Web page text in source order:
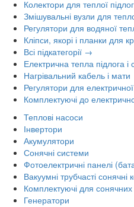
Колектори для теплої
Змішувальні вузли для
Регулятори для водяної
Кліпси, якорі і планки для
Всі підкатегорії →
Електрична тепла підлога
Нагрівальний кабель і мати
Регулятори для
Комплектуючі до
Теплові насоси
Інвертори
Акумулятори
Сонячні системи
Фотоелектричні панелі
Вакуумні трубчасті сонячні
Комплектуючі для
Генератори